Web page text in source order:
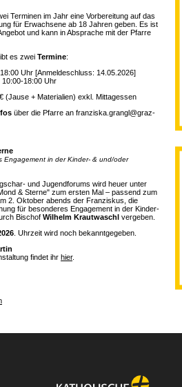
Terminen im Jahr eine Vorbereitung auf das
für Erwachsene ab 18 Jahren geben. Es ist
und kann in Absprache mit der Pfarre
es zwei Termine:
Uhr [Anmeldeschluss: 14.05.2026]
18:00 Uhr
(Jause + Materialien) exkl. Mittagessen
über die Pfarre an franziska.grangl@graz-
Engagement in der Kinder- & und/oder
und Jugendforums wird heuer unter
& Sterne" zum ersten Mal – passend zum
2. Oktober abends der Franziskus, die
für besonderes Engagement in der Kinder-
Bischof Wilhelm Krautwaschl vergeben.
. Uhrzeit wird noch bekanntgegeben.
findet ihr hier.